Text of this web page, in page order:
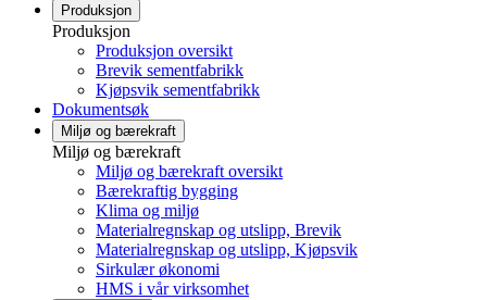
Produksjon
Produksjon
Produksjon oversikt
Brevik sementfabrikk
Kjøpsvik sementfabrikk
Dokumentsøk
Miljø og bærekraft
Miljø og bærekraft
Miljø og bærekraft oversikt
Bærekraftig bygging
Klima og miljø
Materialregnskap og utslipp, Brevik
Materialregnskap og utslipp, Kjøpsvik
Sirkulær økonomi
HMS i vår virksomhet